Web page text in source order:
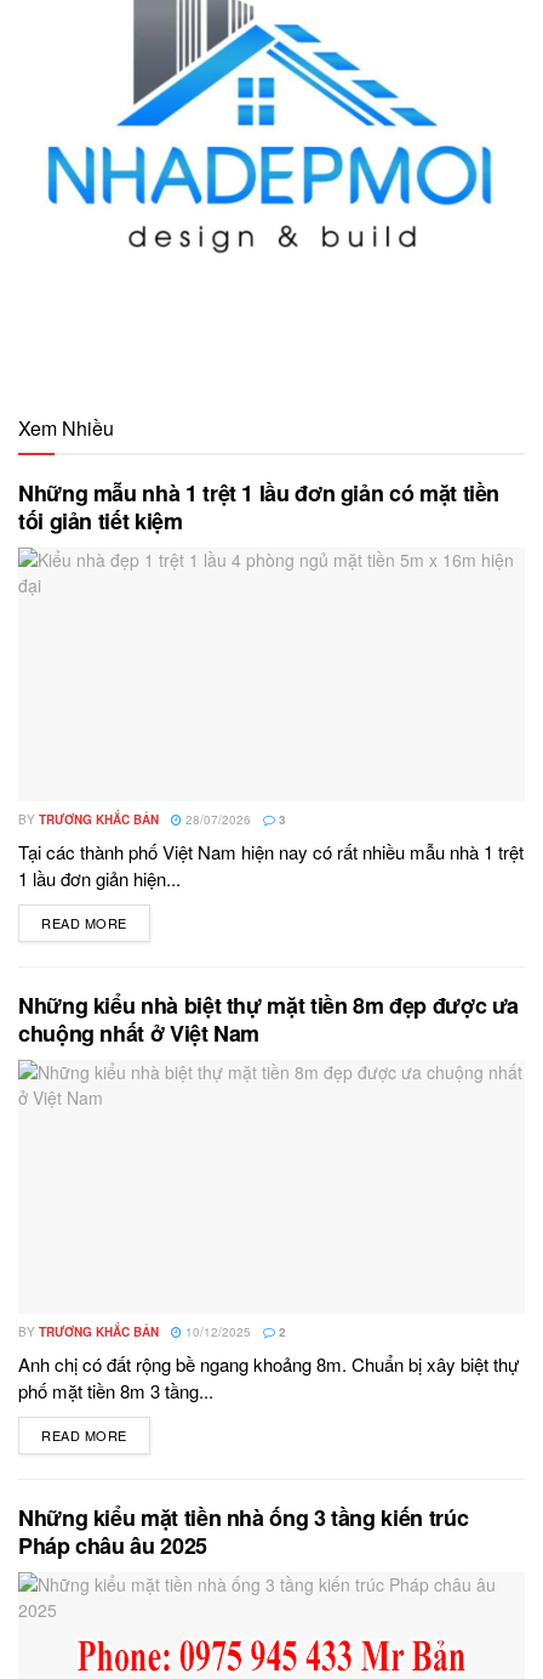
Xem Nhiều
Những mẫu nhà 1 trệt 1 lầu đơn giản có mặt tiền
tối giản tiết kiệm
BY TRƯƠNG KHẮC BẢN 28/07/2026 3
Tại các thành phố Việt Nam hiện nay có rất nhiều mẫu nhà 1 trệt
1 lầu đơn giản hiện...
READ MORE
Những kiểu nhà biệt thự mặt tiền 8m đẹp được ưa
chuộng nhất ở Việt Nam
BY TRƯƠNG KHẮC BẢN 10/12/2025 2
Anh chị có đất rộng bề ngang khoảng 8m. Chuẩn bị xây biệt thự
phố mặt tiền 8m 3 tầng...
READ MORE
Những kiểu mặt tiền nhà ống 3 tầng kiến trúc
Pháp châu âu 2025